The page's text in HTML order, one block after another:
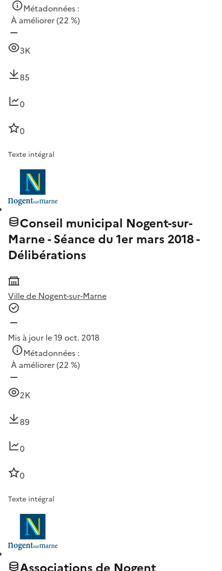
Métadonnées :
À améliorer(22 %)
3K
85
0
0
Texte intégral
Conseil municipal Nogent-sur-
Marne - Séance du 1er mars 2018 -
Délibérations
Ville de Nogent-sur-Marne
Mis à jour le 19 oct. 2018
Métadonnées :
À améliorer(22 %)
2K
89
0
0
Texte intégral